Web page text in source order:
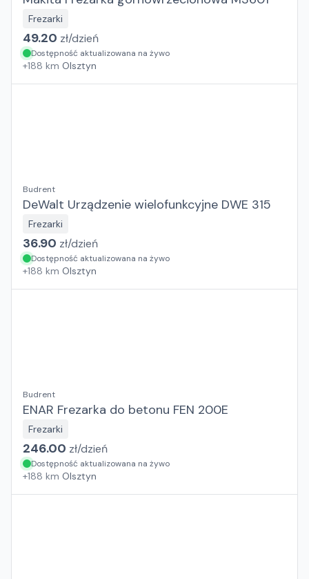
Frezarki
49.20 zł/dzień
Dostępność aktualizowana na żywo
+188 km Olsztyn
Budrent
DeWalt Urządzenie wielofunkcyjne DWE 315
Frezarki
36.90 zł/dzień
Dostępność aktualizowana na żywo
+188 km Olsztyn
Budrent
ENAR Frezarka do betonu FEN 200E
Frezarki
246.00 zł/dzień
Dostępność aktualizowana na żywo
+188 km Olsztyn